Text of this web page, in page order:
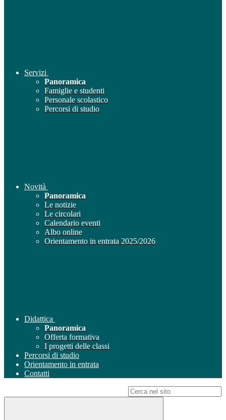
Servizi
Panoramica
Famiglie e studenti
Personale scolastico
Percorsi di studio
Novità
Panoramica
Le notizie
Le circolari
Calendario eventi
Albo online
Orientamento in entrata 2025/2026
Didattica
Panoramica
Offerta formativa
I progetti delle classi
Percorsi di studio
Orientamento in entrata
Contatti